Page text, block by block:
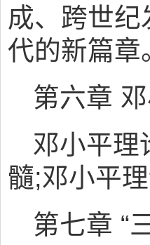
成、跨世
代的新篇章
第六章
邓小平理
髓;邓小平
第七章 “